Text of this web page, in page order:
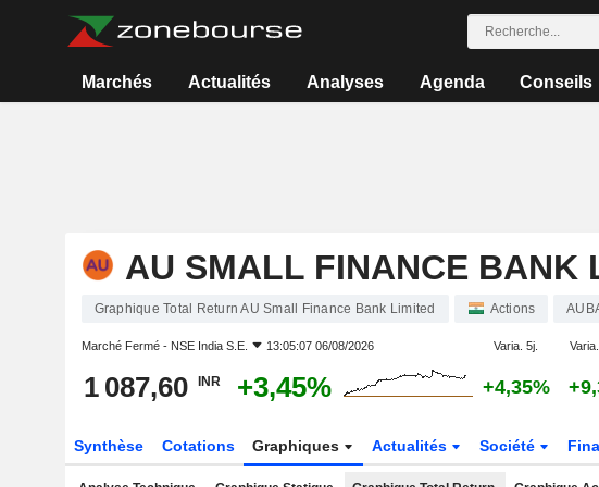
Marchés Actualités Analyses Agenda Conseils
AU SMALL FINANCE BANK
Graphique Total Return AU Small Finance Bank Limited Actions
Marché Fermé - NSE India S.E. 13:05:07 06/08/2026 Varia. 5j.
1 087,60 INR +3,45% +4,35%
Synthèse Cotations Graphiques Actualités Société